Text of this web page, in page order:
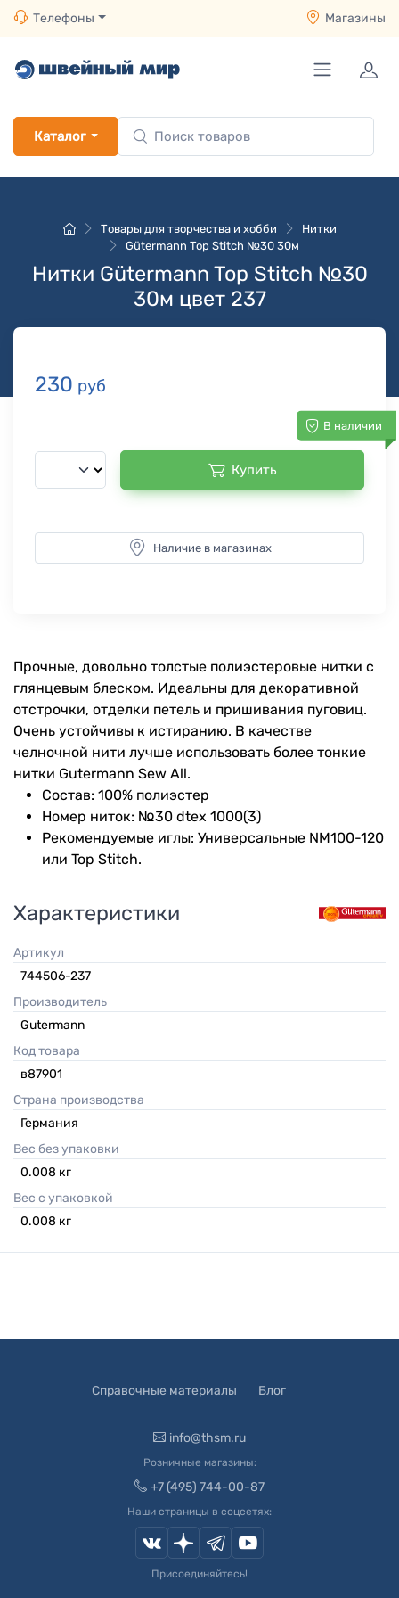
Телефоны Магазины
Каталог
Товары для творчества и хобби
Нитки
Gütermann Top Stitch №30 30м
Нитки Gütermann Top Stitch №30
30м цвет 237
230 руб
В наличии
Купить
Наличие в магазинах
Прочные, довольно толстые полиэстеровые нитки с
глянцевым блеском. Идеальны для декоративной
отстрочки, отделки петель и пришивания пуговиц.
Очень устойчивы к истиранию. В качестве
челночной нити лучше использовать более тонкие
нитки Gutermann Sew All.
Состав: 100% полиэстер
Номер ниток: №30 dtex 1000(3)
Рекомендуемые иглы: Универсальные NM100-120
или Top Stitch.
Характеристики
Артикул
744506-237
Производитель
Gutermann
Код товара
в87901
Страна производства
Германия
Вес без упаковки
0.008 кг
Вес с упаковкой
0.008 кг
Справочные материалы Блог
info@thsm.ru
Розничные магазины:
+7 (495) 744-00-87
Наши страницы в соцсетях:
Присоединяйтесь!